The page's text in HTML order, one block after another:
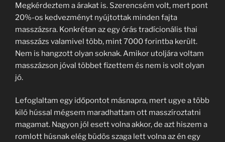
Megkérdeztem a árakat is. Szerencsém volt, mert pont
20%-os kedvezményt nyújtottak minden fajta
masszázsra. Konkrétan az egy órás tradícionális thai
masszázs valamivel több, mint 7000 forintba került.
Nem is hangzott olyan soknak. Amikor utoljára voltam
masszázson jóval többet fizettem és nem is volt olyan
jó.
Lefoglaltam egy időpontot másnapra, mert ugye a több
kiló hússal mégsem maradhattam ott masszíroztatni
magamat. Nagyon jól esett volna akkor, de azt hiszem a
romlott húsnak elég büdös szaga lett volna az én egy